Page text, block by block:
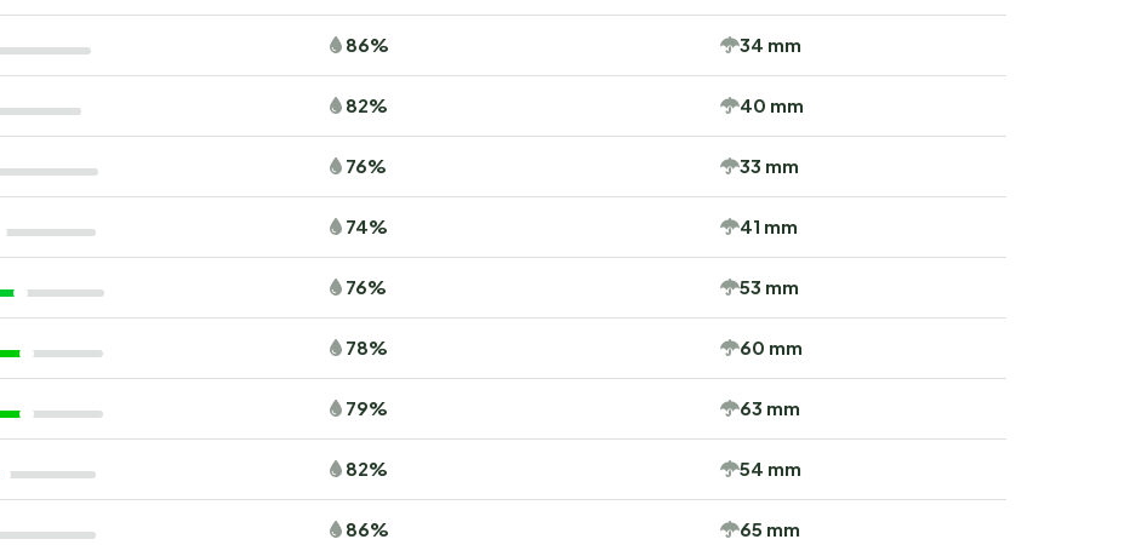
86% 34 mm
82% 40 mm
76% 33 mm
74% 41 mm
76% 53 mm
78% 60 mm
79% 63 mm
82% 54 mm
86% 65 mm